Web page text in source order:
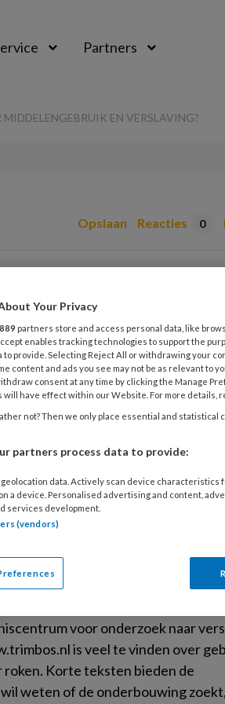
Partners
EN VERSLAVING?
Opslaan Reacties 0
informatie
en
het druggebruik of de
patiënt aan de orde komt,
onmiddellijk een
gezondheidseffecten van
je een geregelde gebruiker
Hoeveel Nederlanders
wordt
soort vragen is de website van het
voor onderzoek naar
is veel te vinden over
roken. Korte teksten bieden de
weten of de onderbouwing
Your Privacy
889 partners store and access personal data, like
enables tracking technologies to support the
to provide. Selecting Reject All or withdrawing your
content and ads you see may not be as relevant to
consent at any time by clicking the Manage
will have effect within our Website. For more details,
not? Then we only place essential and statistical
partners process data to provide:
data. Actively scan device characteristics
a device. Personalised advertising and content,
services development.
(vendors)